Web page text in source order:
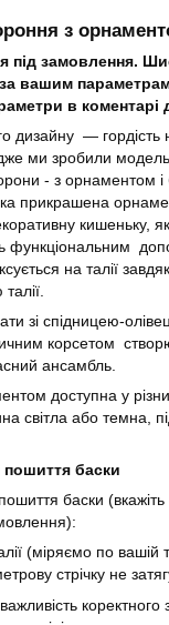
з
під замовлення.
вашим
в коментарі
дизайну — гордість
ми зробили
- з орнаментом і
прикрашена
кишеньку,
функціональним
на талії
зі спідницею-
корсетом
ансамбль.
доступна у
світла або темна,
баски
баски
(міряємо по вашій
стрічку не
коректного